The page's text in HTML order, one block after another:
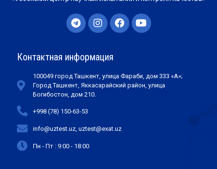
Контактная информация
100049 город Ташкент, улица Фараби, дом 333 «А»;
Город Ташкент, Яккасарайский район, улица
Богибостон, дом 210.
+998 (78) 150-63-53
info@uztest.uz, uztest@exat.uz
Пн - Пт : 9:00 - 18:00